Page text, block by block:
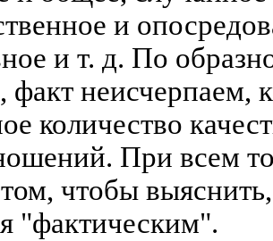
и
и т. д. По
неисчерпаем,
количество
При всем
чтобы
"фактическим".